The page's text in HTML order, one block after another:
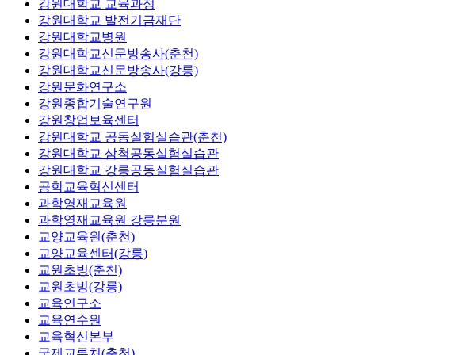
강원대학교 교육과정
강원대학교 발전기금재단
강원대학교병원
강원대학교신문방송사(춘천)
강원대학교신문방송사(강릉)
강원문화연구소
강원종합기술연구원
강원창업보육센터
강원대학교 공동실험실습관(춘천)
강원대학교 삼척공동실험실습관
강원대학교 강릉공동실험실습관
공학교육혁신센터
과학영재교육원
과학영재교육원 강릉분원
교양교육원(춘천)
교양교육센터(강릉)
교원초빙(춘천)
교원초빙(강릉)
교육연구소
교육연수원
교육혁신본부